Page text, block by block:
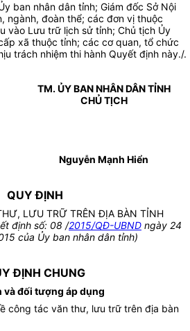
ban nhân dân tỉnh; Giám đốc Sở Nội
ngành, đoàn thể; các đơn vị thuộc
vào Lưu trữ lịch sử tỉnh; Chủ tịch Ủy
xã thuộc tỉnh; các cơ quan, tổ chức
trách nhiệm thi hành Quyết định này./.
TM. ỦY BAN NHÂN DÂN TỈNH
CHỦ TỊCH
Nguyễn Mạnh Hiển
QUY ĐỊNH
LƯU TRỮ TRÊN ĐỊA BÀN TỈNH
định số: 08 /2015/QĐ-UBND ngày 24
của Ủy ban nhân dân tỉnh)
ĐỊNH CHUNG
và đối tượng áp dụng
công tác văn thư, lưu trữ trên địa bàn